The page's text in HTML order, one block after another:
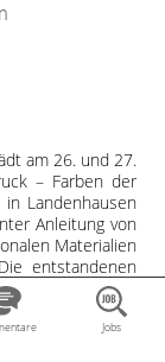
am 26. und 27.
– Farben der
in Landenhausen
Anleitung von
Materialien
entstandenen
und Schotten
Jobs